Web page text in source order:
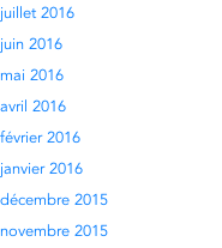
juillet 2016
juin 2016
mai 2016
avril 2016
février 2016
janvier 2016
décembre 2015
novembre 2015